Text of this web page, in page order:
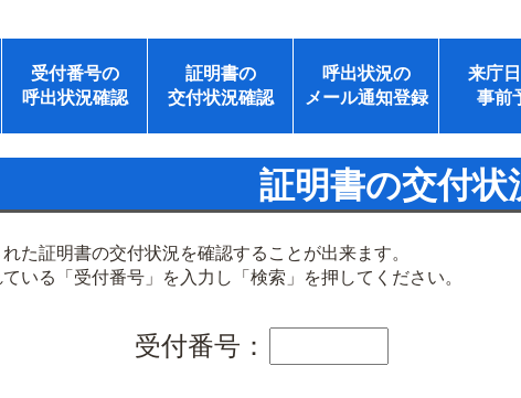
受付番号の
呼出状況確認
証明書の
交付状況確認
呼出状況の
メール通知登録
来庁
事前
証明書の交付状
た証明書の交付状況を確認することが出来ます。
いる「受付番号」を入力し「検索」を押してください。
受付番号：